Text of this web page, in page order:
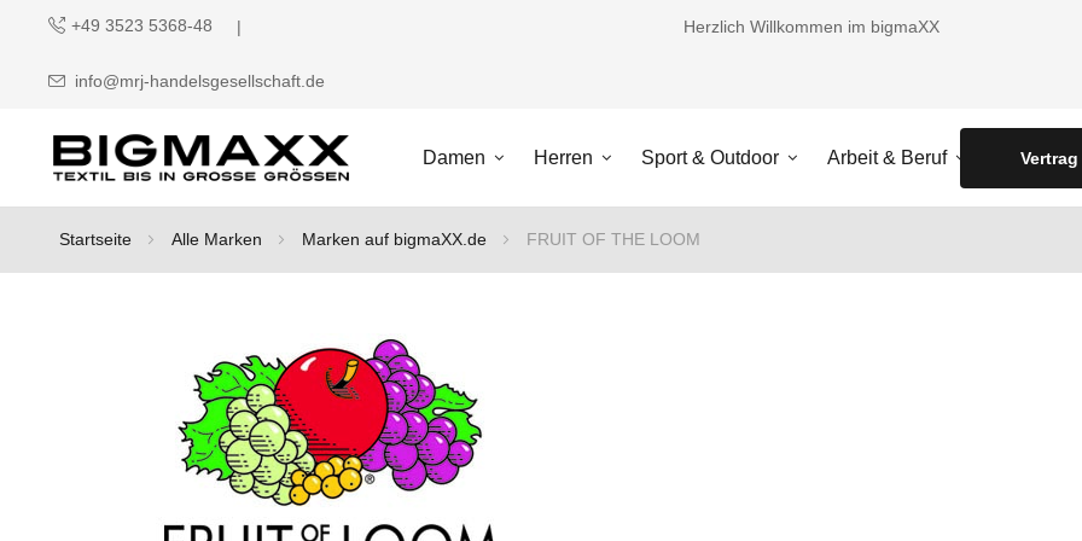
+49 3523 5368-48
info@mrj-handelsgesellschaft.de
Herzlich Willkommen im bigmaXX
Damen Herren Sport & Outdoor Arbeit & Beruf
Startseite Alle Marken Marken auf bigmaXX.de FRUIT OF THE LOOM